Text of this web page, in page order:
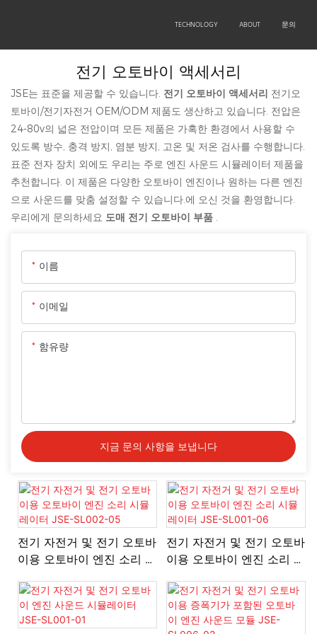
TECHNOLOGY ABOUT 문의
전기 오토바이 액세서리
JSE는 표준을 제공할 수 있습니다. 전기 오토바이 액세서리 전기오
토바이/전기자전거 OEM/ODM 제품도 생산하고 있습니다. 전압은
24-80v의 넓은 전압이며 모든 제품은 가혹한 환경에서 사용할 수
있도록 방수, 충격 방지, 염분 방지, 고온 및 저온 검사를 수행합니다.
표준 전자 장치 외에도 우리는 주로 엔진 사운드 시뮬레이터 제품을
추천합니다. 이 제품은 다양한 오토바이 엔진이나 원하는 다른 엔진
으로 사운드를 맞춤 설정할 수 있습니다.에 오신 것을 환영합니다.
우리에게 문의하세요 도매 전기 오토바이 부품 .
이름
이메일
함유량
지금 문의 사항을 보냅니다
전기 자전거 및 전기 오토바
이용 오토바이 엔진 소리 시
전기 자전거 및 전기 오토바
이용 오토바이 엔진 소리 시